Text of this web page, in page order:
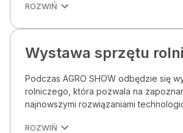
ROZWIŃ
Wystawa sprzętu
Podczas AGRO SHOW odbędzie się
rolniczego, która pozwala na
najnowszymi rozwiązaniami
ROZWIŃ